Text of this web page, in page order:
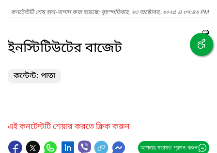
কনটেন্টটি শেষ হাল-নাগাদ করা হয়েছে: বৃহস্পতিবার, ২৩ অক্টোবর, ২০২৫ এ ০৭:৪২ PM
ইনস্টিটিউটের বাজেট
কন্টেন্ট: পাতা
এই কনটেন্টটি শেয়ার করতে ক্লিক করুন
আপনার মতামত প্রদান করুন